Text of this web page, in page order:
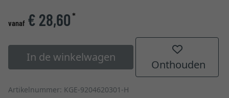
vanaf € 28,60*
In de winkelwagen
Onthouden
Artikelnummer: KGE-9204620301-H